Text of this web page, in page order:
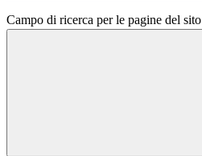
Campo di ricerca per le pagine del sito